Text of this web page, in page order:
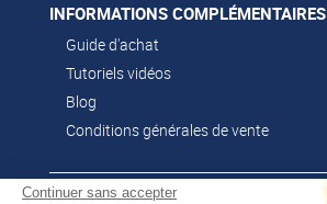
Continuer sans accepter
INFORMATIONS COMPLÉMENTAIRES
Guide d'achat
Tutoriels vidéos
Blog
Conditions générales de vente